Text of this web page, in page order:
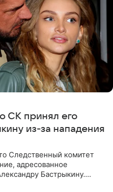
СК принял его
из-за нападения
Следственный комитет
адресованное
Бастрыкину.